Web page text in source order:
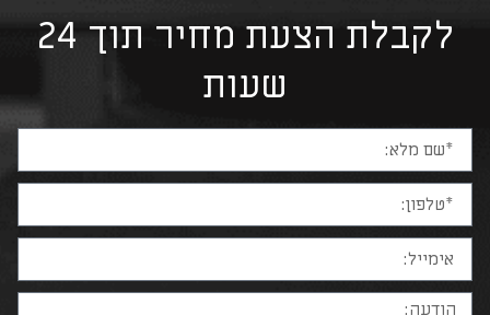
לקבלת הצעת מחיר תוך 24
שעות